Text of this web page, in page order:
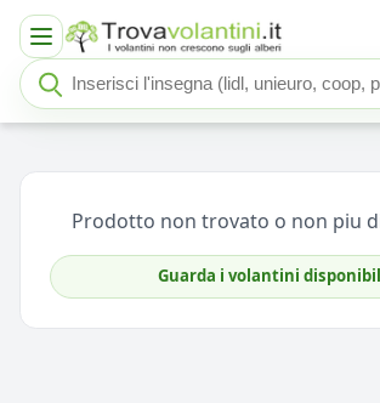
Cerca insegna o negozio
Seleziona un'insegna
Prodotto non trovato o non piu
Guarda i volantini